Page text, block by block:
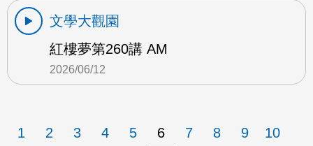
文學大觀園
紅樓夢第260講 AM
2026/06/12
1 2 3 4 5 6 7 8 9 10